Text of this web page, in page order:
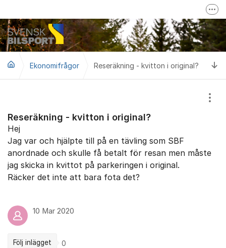
Mer om Svensk Bilsport
Svensk Bilsport på Facebook
LoTs - Tävling/Licensverktyg
Ekonomifrågor Reseräkning - kvitton i original?
Reseräkning - kvitton i original?
Hej
Jag var och hjälpte till på en tävling som SBF
anordnade och skulle få betalt för resan men måste
jag skicka in kvittot på parkeringen i original.
Räcker det inte att bara fota det?
10 Mar 2020
Följ inlägget 0